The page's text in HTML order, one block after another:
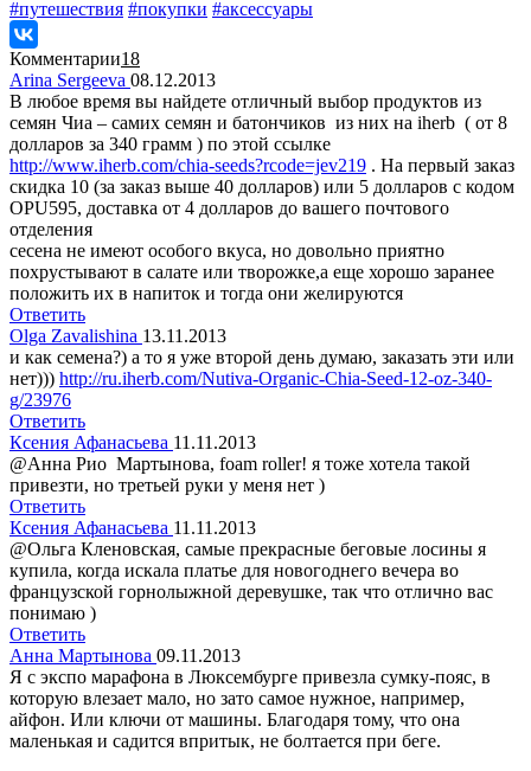
#путешествия #покупки #аксессуары
Комментарии18
Arina Sergeeva 08.12.2013
В любое время вы найдете отличный выбор продуктов из
семян Чиа – самих семян и батончиков из них на iherb ( от 8
долларов за 340 грамм ) по этой ссылке
http://www.iherb.com/chia-seeds?rcode=jev219 . На первый заказ
скидка 10 (за заказ выше 40 долларов) или 5 долларов с кодом
OPU595, доставка от 4 долларов до вашего почтового
отделения
сесена не имеют особого вкуса, но довольно приятно
похрустывают в салате или творожке,а еще хорошо заранее
положить их в напиток и тогда они желируются
Ответить
Olga Zavalishina 13.11.2013
и как семена?) а то я уже второй день думаю, заказать эти или
нет))) http://ru.iherb.com/Nutiva-Organic-Chia-Seed-12-oz-340-
g/23976
Ответить
Ксения Афанасьева 11.11.2013
@Анна Рио Мартынова, foam roller! я тоже хотела такой
привезти, но третьей руки у меня нет )
Ответить
Ксения Афанасьева 11.11.2013
@Ольга Кленовская, самые прекрасные беговые лосины я
купила, когда искала платье для новогоднего вечера во
французской горнолыжной деревушке, так что отлично вас
понимаю )
Ответить
Анна Мартынова 09.11.2013
Я с экспо марафона в Люксембурге привезла сумку-пояс, в
которую влезает мало, но зато самое нужное, например,
айфон. Или ключи от машины. Благодаря тому, что она
маленькая и садится впритык, не болтается при беге.